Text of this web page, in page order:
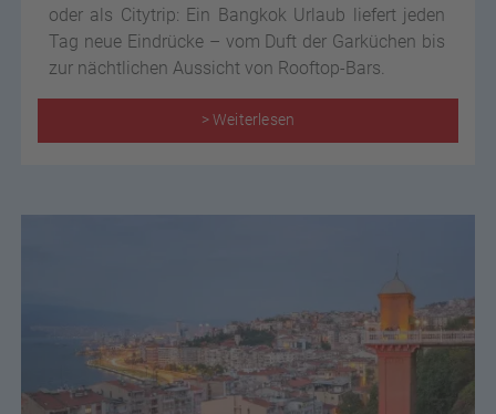
oder als Citytrip: Ein Bangkok Urlaub liefert jeden
Tag neue Eindrücke – vom Duft der Garküchen bis
zur nächtlichen Aussicht von Rooftop-Bars.
> Weiterlesen